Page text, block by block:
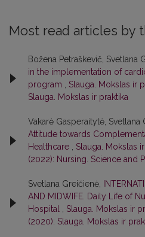
Most read articles by
Božena Petraškevič, Svetlana
in the implementation of
program , Slauga. Mokslas ir
Slauga. Mokslas ir praktika
Vakarė Gasperaitytė, Svetlana
Attitude towards
Healthcare , Slauga. Mokslas
(2022): Nursing. Science and
Svetlana Greičienė,
AND MIDWIFE. Daily Life of
Hospital , Slauga. Mokslas ir
(2020): Slauga. Mokslas ir